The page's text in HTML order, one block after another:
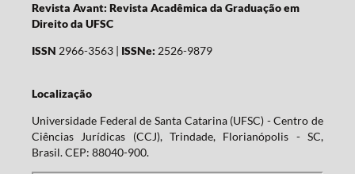
Revista Avant: Revista Acadêmica da Graduação em
Direito da UFSC
ISSN 2966-3563 | ISSNe: 2526-9879
Localização
Universidade Federal de Santa Catarina (UFSC) - Centro de
Ciências Jurídicas (CCJ), Trindade, Florianópolis - SC,
Brasil. CEP: 88040-900.